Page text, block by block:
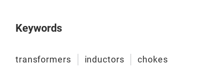
Keywords
transformers inductors chokes